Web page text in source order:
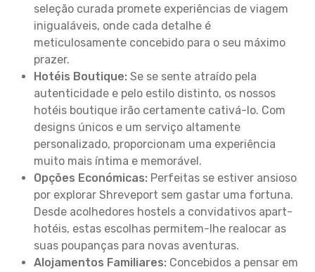
seleção curada promete experiências de viagem
inigualáveis, onde cada detalhe é
meticulosamente concebido para o seu máximo
prazer.
Hotéis Boutique: Se se sente atraído pela
autenticidade e pelo estilo distinto, os nossos
hotéis boutique irão certamente cativá-lo. Com
designs únicos e um serviço altamente
personalizado, proporcionam uma experiência
muito mais íntima e memorável.
Opções Económicas: Perfeitas se estiver ansioso
por explorar Shreveport sem gastar uma fortuna.
Desde acolhedores hostels a convidativos apart-
hotéis, estas escolhas permitem-lhe realocar as
suas poupanças para novas aventuras.
Alojamentos Familiares: Concebidos a pensar em